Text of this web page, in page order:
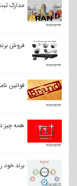
مدارک
فروش
قوانین
همه چیز
برند خود